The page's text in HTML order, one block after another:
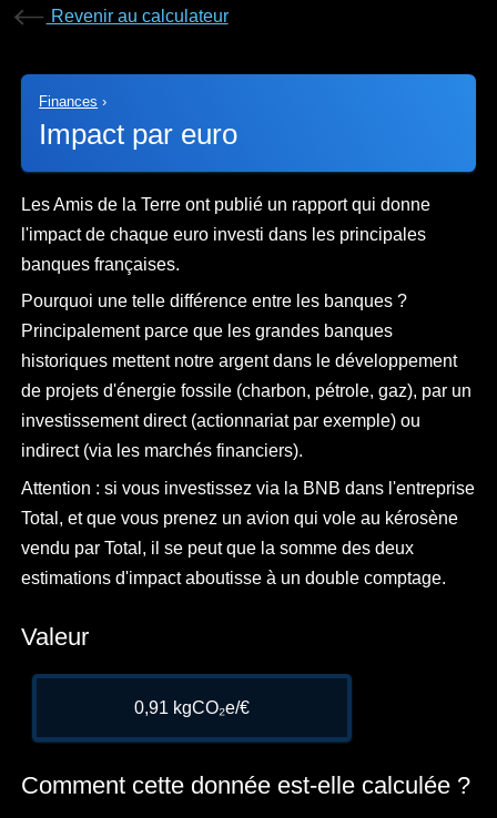
Revenir au calculateur
Finances ›
Impact par euro
Les Amis de la Terre ont publié un rapport qui donne
l'impact de chaque euro investi dans les principales
banques françaises.
Pourquoi une telle différence entre les banques ?
Principalement parce que les grandes banques
historiques mettent notre argent dans le développement
de projets d'énergie fossile (charbon, pétrole, gaz), par un
investissement direct (actionnariat par exemple) ou
indirect (via les marchés financiers).
Attention : si vous investissez via la BNB dans l'entreprise
Total, et que vous prenez un avion qui vole au kérosène
vendu par Total, il se peut que la somme des deux
estimations d'impact aboutisse à un double comptage.
Valeur
0,91 kgCO₂e/€
Comment cette donnée est-elle calculée ?